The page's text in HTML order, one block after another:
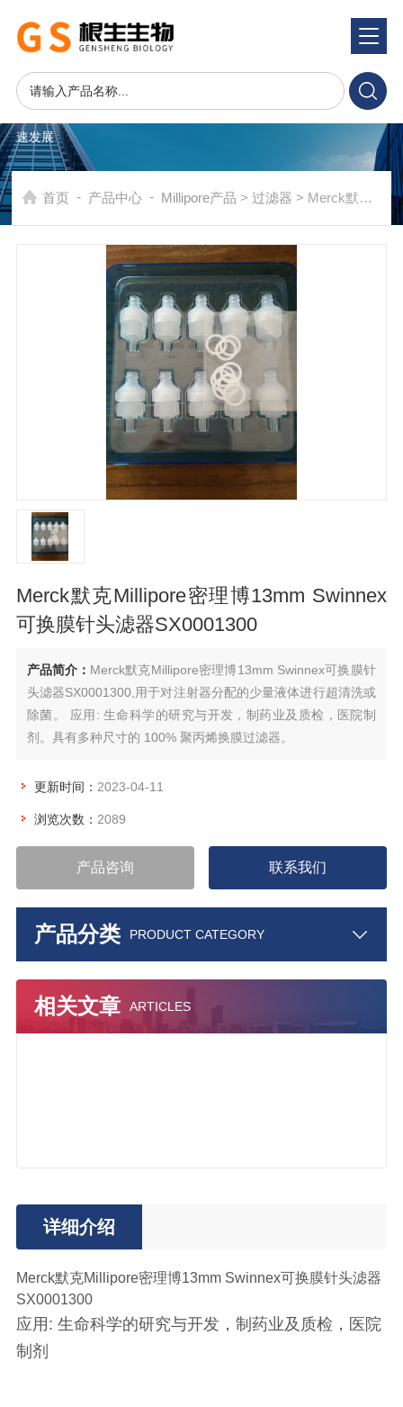
产品系统 PRODUCTS SYSTEM
速发展
首页 - 产品中心 - Millipore产品 >过滤器 > Merck默克Millipore密理博13mm Swinnex可换膜针头滤器SX0001300
Merck默克Millipore密理博13mm Swinnex
可换膜针头滤器SX0001300
产品简介： Merck默克Millipore密理博13mm Swinnex可换膜针
头滤器SX0001300,用于对注射器分配的少量液体进行超清洗或
除菌。 应用: 生命科学的研究与开发，制药业及质检，医院制
剂。具有多种尺寸的 100% 聚丙烯换膜过滤器。
更新时间： 2023-04-11
浏览次数： 2089
产品咨询 联系我们
产品分类 PRODUCT CATEGORY
相关文章 ARTICLES
详细介绍
Merck默克Millipore密理博13mm Swinnex可换膜针头滤器
SX0001300
应用: 生命科学的研究与开发，制药业及质检，医院
制剂